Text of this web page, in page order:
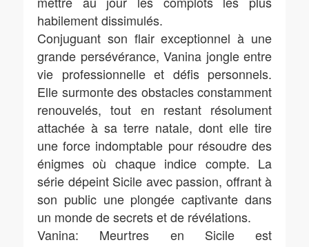
habilement dissimulés.
Conjuguant son flair exceptionnel à une
grande persévérance, Vanina jongle entre
vie professionnelle et défis personnels.
Elle surmonte des obstacles constamment
renouvelés, tout en restant résolument
attachée à sa terre natale, dont elle tire
une force indomptable pour résoudre des
énigmes où chaque indice compte. La
série dépeint Sicile avec passion, offrant à
son public une plongée captivante dans
un monde de secrets et de révélations.
Vanina: Meurtres en Sicile est